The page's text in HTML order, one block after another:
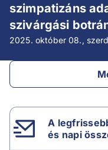
szimpatizáns
szivárgási
2025. október 08.,
A
és napi